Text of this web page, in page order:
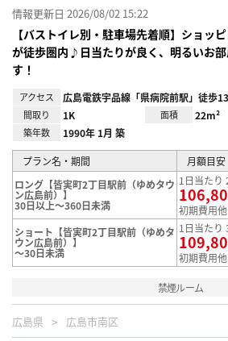
情報更新日 2026/08/02 15:22
【バストイレ別・駐車場先着順】ショッ
が徒歩圏内♪日当たりが良く、明るいお
す！
アクセス 広島電鉄宇品線「県病院前駅」徒歩
間取り 1K 面積 22m²
築年数 1990年 1月 築
プラン名・期間
月額目安
ロング【皆実町2丁目駅前（ゆめタウ
ン広島前）】
30日以上～360日未満
1日当たり
初期費用
ショート【皆実町2丁目駅前（ゆめタ
ウン広島前）】
～30日未満
1日当たり
初期費用
禁煙ルーム
広島県 広島市南区